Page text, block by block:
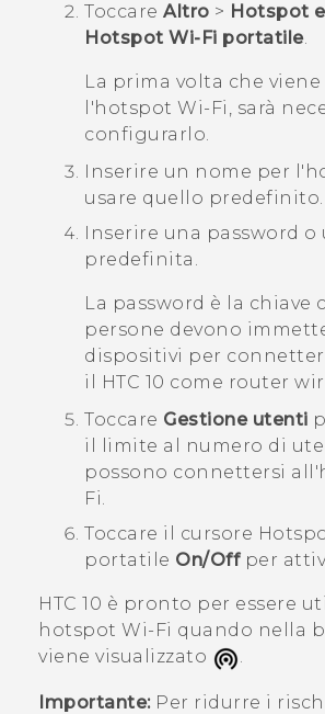
Toccare Altro > Hotspot
Hotspot Wi-Fi portatile.
La prima volta che
l'hotspot Wi‍-Fi , sarà
configurarlo.
Inserire un nome per
usare quello predefinito.
Inserire una password o
predefinita.
La password è la chiave
persone devono
dispositivi per
il
HTC 10 come router
Toccare Gestione utenti
il limite al numero di
possono connettersi
Fi.
Toccare il cursore
portatile On/Offper
HTC 10 è pronto per essere
hotspot Wi‍-Fi quando nella
viene visualizzato
.
Importante:Per ridurre i